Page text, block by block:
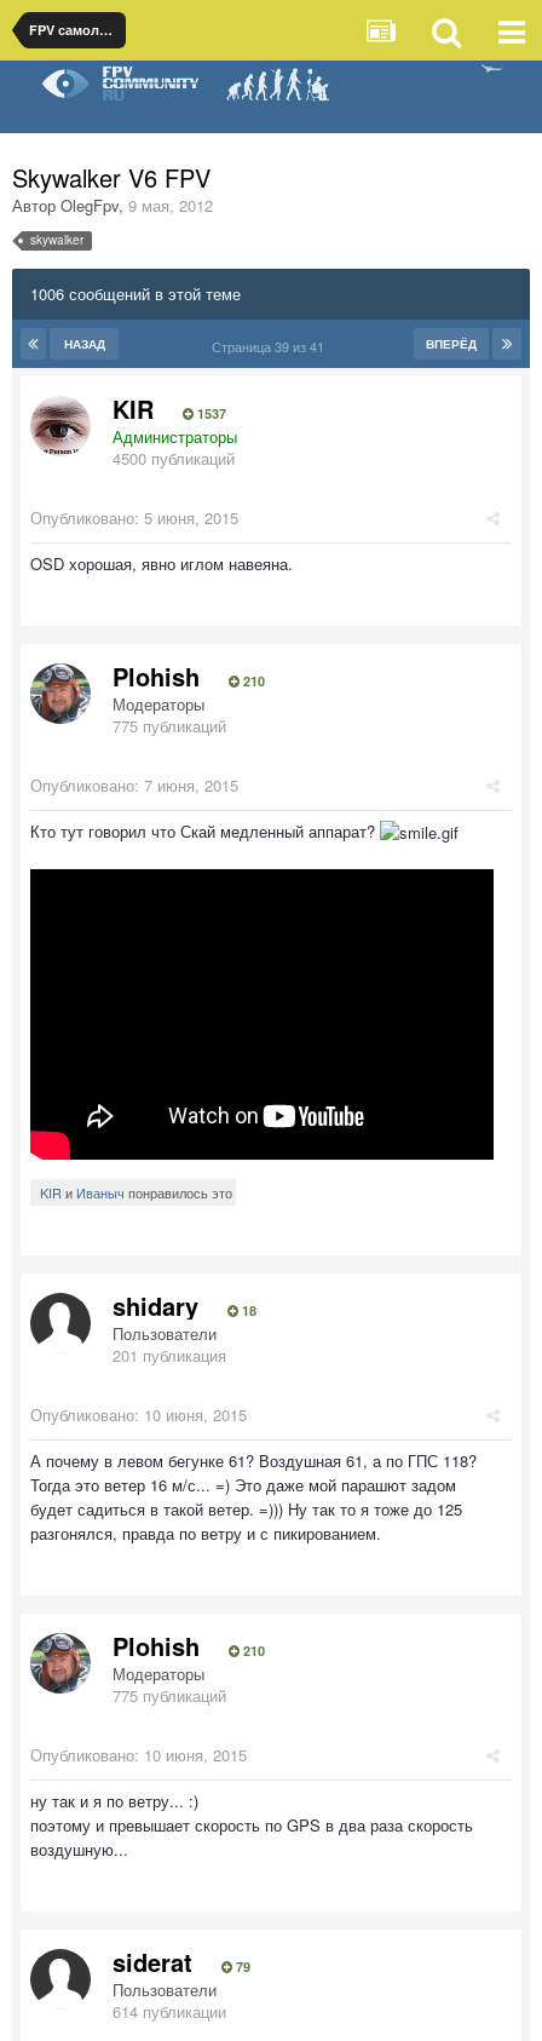
FPV самолеты
Skywalker V6 FPV
Автор OlegFpv, 9 мая, 2012
skywalker
1006 сообщений в этой теме
НАЗАД ВПЕРЁД
Страница 39 из 41
KIR 1537
Администраторы
4500 публикаций
Опубликовано: 5 июня, 2015
OSD хорошая, явно иглом навеяна.
Plohish 210
Модераторы
775 публикаций
Опубликовано: 7 июня, 2015
Кто тут говорил что Скай медленный аппарат?
KIR и Иваныч понравилось это
shidary 18
Пользователи
201 публикация
Опубликовано: 10 июня, 2015
А почему в левом бегунке 61? Воздушная 61, а по ГПС 118?
Тогда это ветер 16 м/с... =) Это даже мой парашют задом
будет садиться в такой ветер. =))) Ну так то я тоже до 125
разгонялся, правда по ветру и с пикированием.
Plohish 210
Модераторы
775 публикаций
Опубликовано: 10 июня, 2015
ну так и я по ветру... :)
поэтому и превышает скорость по GPS в два раза скорость
воздушную...
siderat 79
Пользователи
614 публикации